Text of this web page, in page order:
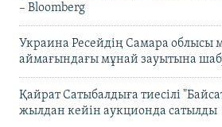
– Bloomberg
Украина Ресейдің Самара облысы
аймағындағы мұнай зауытына
Қайрат Сатыбалдыға тиесілі
жылдан кейін аукционда сатылды